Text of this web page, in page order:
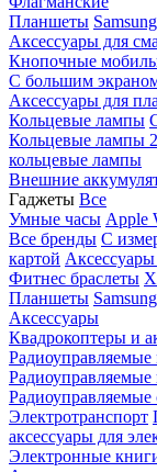
Планшеты Samsung
Аксессуары для
Кнопочные
С большим
Аксессуары для
Кольцевые лампы
Кольцевые лампы
кольцевые лампы
Внешние
Гаджеты Все
Умные часы Apple
Все бренды C
картой
Фитнес браслеты
Планшеты Samsung
Аксессуары
Квадрокоптеры и
Радиоуправляемые
Радиоуправляемые
Радиоуправляемые
Электротранспорт
аксессуары для
Электронные